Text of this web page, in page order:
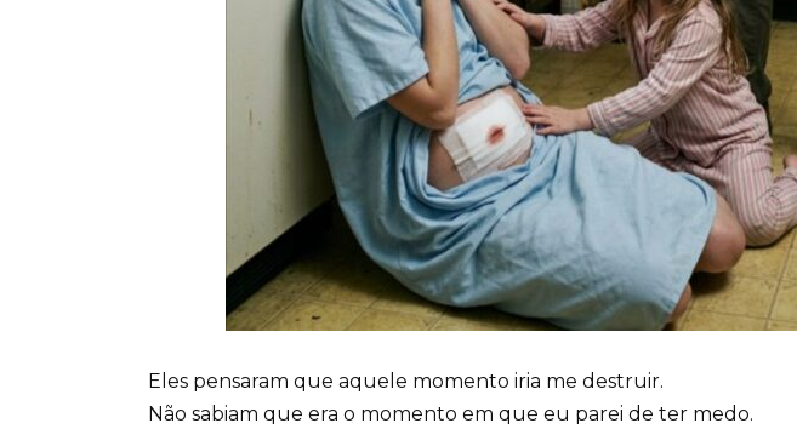
Eles pensaram que aquele momento iria me destruir.
Não sabiam que era o momento em que eu parei de ter medo.